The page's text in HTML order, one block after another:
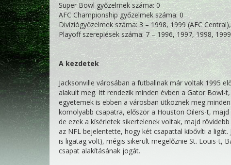
Super Bowl győzelmek száma: 0
AFC Championship győzelmek száma: 0
Divíziógyőzelmek száma: 3 – 1998, 1999 (AFC
Playoff szereplések száma: 7 – 1996, 1997, 1998,
A kezdetek
Jacksonville városában a futballnak már voltak 1995
alakult meg. Itt rendezik minden évben a Gator
egyetemek is ebben a városban ütköznek meg
komolyabb csapatra, először a Houston Oilers-t,
de ezek a kísérletek sikertelenek voltak, majd
az NFL bejelentette, hogy két csapattal kibővíti a
is ligatag volt), mégis sikerült megelőznie St. Louis-t,
csapat alakításának jogát.